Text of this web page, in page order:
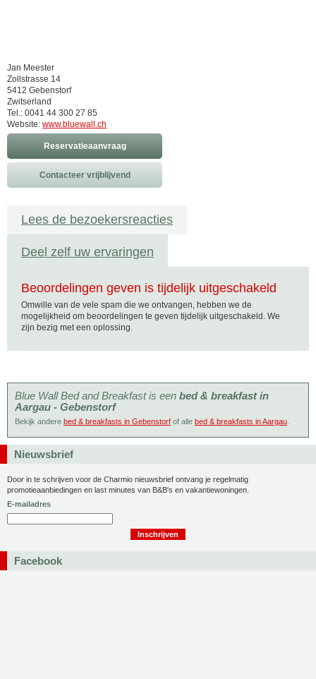
Jan Meester
Zollstrasse 14
5412 Gebenstorf
Zwitserland
Tel.: 0041 44 300 27 85
Website: www.bluewall.ch
Reservatieaanvraag
Contacteer vrijblijvend
Lees de bezoekersreacties
Deel zelf uw ervaringen
Beoordelingen geven is tijdelijk uitgeschakeld
Omwille van de vele spam die we ontvangen, hebben we de
mogelijkheid om beoordelingen te geven tijdelijk uitgeschakeld. We
zijn bezig met een oplossing.
Blue Wall Bed and Breakfast is een bed & breakfast in
Aargau - Gebenstorf
Bekijk andere bed & breakfasts in Gebenstorf of alle bed & breakfasts in Aargau
Nieuwsbrief
Door in te schrijven voor de Charmio nieuwsbrief ontvang je regelmatig
promotieaanbiedingen en last minutes van B&B's en vakantiewoningen.
E-mailadres
Facebook